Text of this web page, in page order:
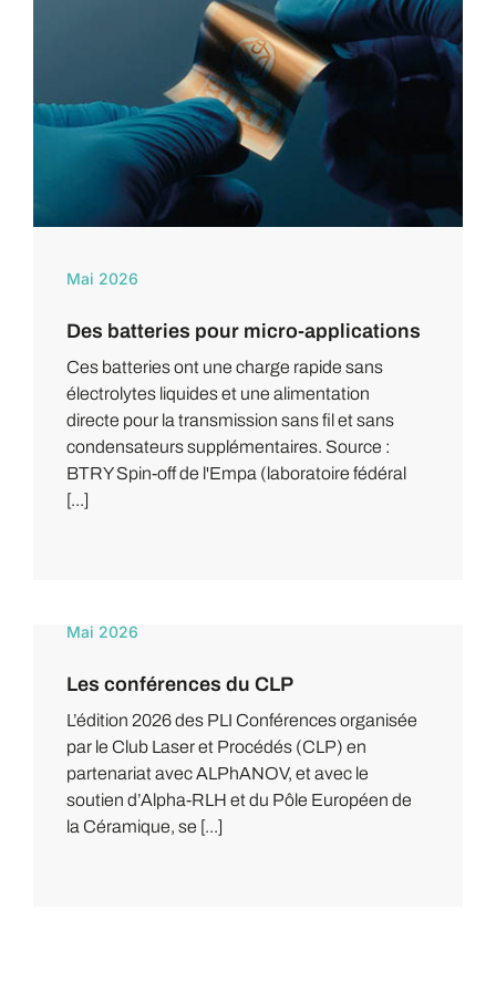
Mai 2026
Des batteries pour micro-applications
Ces batteries ont une charge rapide sans
électrolytes liquides et une alimentation
directe pour la transmission sans fil et sans
condensateurs supplémentaires. Source :
BTRY Spin-off de l'Empa (laboratoire fédéral
[...]
Mai 2026
Les conférences du CLP
L’édition 2026 des PLI Conférences organisée
par le Club Laser et Procédés (CLP) en
partenariat avec ALPhANOV, et avec le
soutien d’Alpha-RLH et du Pôle Européen de
la Céramique, se [...]